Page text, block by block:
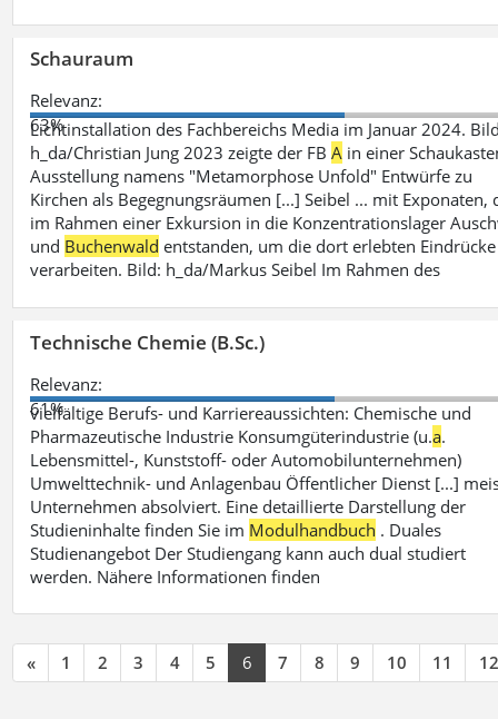
Schauraum
Relevanz:
63%
Lichtinstallation des Fachbereichs Media im Januar 2024.
h_da/Christian Jung 2023 zeigte der FBA in einer
Ausstellung namens "Metamorphose Unfold" Entwürfe zu
Kirchen als Begegnungsräumen [...] Seibel ... mit Exponaten,
im Rahmen einer Exkursion in die Konzentrationslager
und Buchenwald entstanden, um die dort erlebten
verarbeiten. Bild: h_da/Markus Seibel Im Rahmen des
Technische Chemie (B.Sc.)
Relevanz:
61%
vielfältige Berufs- und Karriereaussichten: Chemische und
Pharmazeutische Industrie Konsumgüterindustrie (u.a.
Lebensmittel-, Kunststoff- oder Automobilunternehmen)
Umwelttechnik- und Anlagenbau Öffentlicher Dienst [...]
Unternehmen absolviert. Eine detaillierte Darstellung der
Studieninhalte finden Sie im Modulhandbuch . Duales
Studienangebot Der Studiengang kann auch dual studiert
werden. Nähere Informationen finden
« 1 2 3 4 5 6 7 8 9 10 11 12